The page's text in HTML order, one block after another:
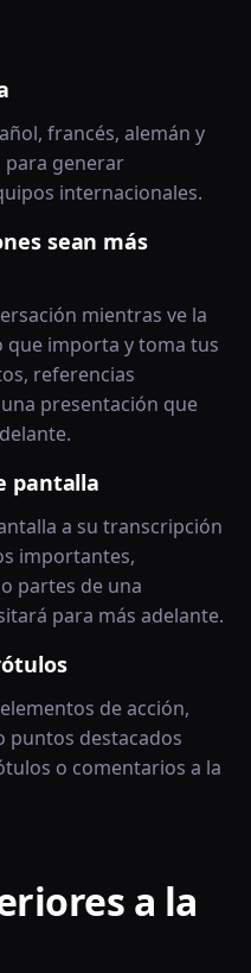
francés, alemán y
para generar
internacionales.
sean más
mientras ve la
importa y toma tus
referencias
presentación que
pantalla
a su transcripción
importantes,
partes de una
para más adelante.
de acción,
puntos destacados
o comentarios a la
a la